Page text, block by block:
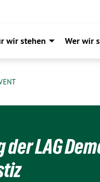
wir stehen Wer wir
der LAG